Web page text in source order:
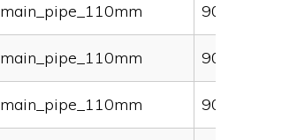
main_pipe_110mm 90000
main_pipe_110mm 90000
main_pipe_110mm 90000